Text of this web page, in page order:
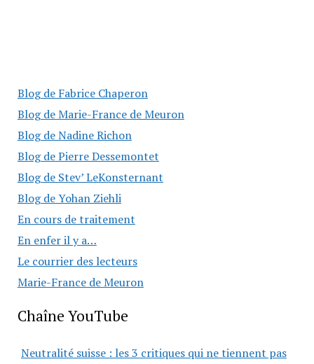
Blog de Fabrice Chaperon
Blog de Marie-France de Meuron
Blog de Nadine Richon
Blog de Pierre Dessemontet
Blog de Stev’ LeKonsternant
Blog de Yohan Ziehli
En cours de traitement
En enfer il y a…
Le courrier des lecteurs
Marie-France de Meuron
Chaîne YouTube
Neutralité suisse : les 3 critiques qui ne tiennent pas